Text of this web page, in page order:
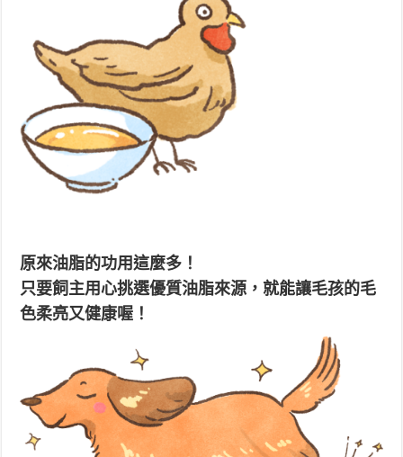
原來油脂的功用這麼多！
只要飼主用心挑選優質油脂來源，就能讓毛孩的毛
色柔亮又健康喔！